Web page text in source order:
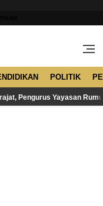
POLITIK
Pengurus Yayasan